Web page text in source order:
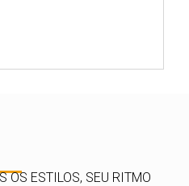
OS ESTILOS, SEU RITMO